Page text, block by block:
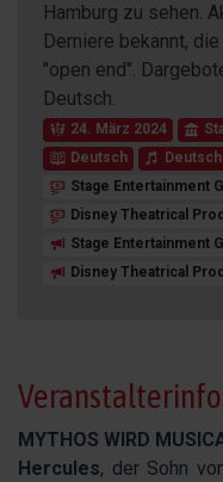
Hamburg zu sehen.
Derniere bekannt,
"open end".
Deutsch.
24. März 2024
Deutsch
Deutsch
Stage Entertainment
Disney Theatrical
Stage Entertainment
Disney Theatrical
MYTHOS WIRD
Hercules, der Sohn